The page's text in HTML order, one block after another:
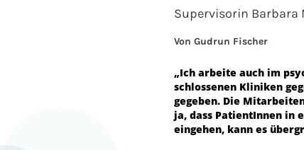
Supervisorin
Von Gudrun Fischer
„Ich arbeite auch im
schlossenen Kliniken
gegeben. Die
ja, dass PatientInnen in
ein­gehen, kann es